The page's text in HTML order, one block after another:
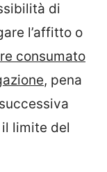
di
l’affitto o
consumato
, pena
limite del